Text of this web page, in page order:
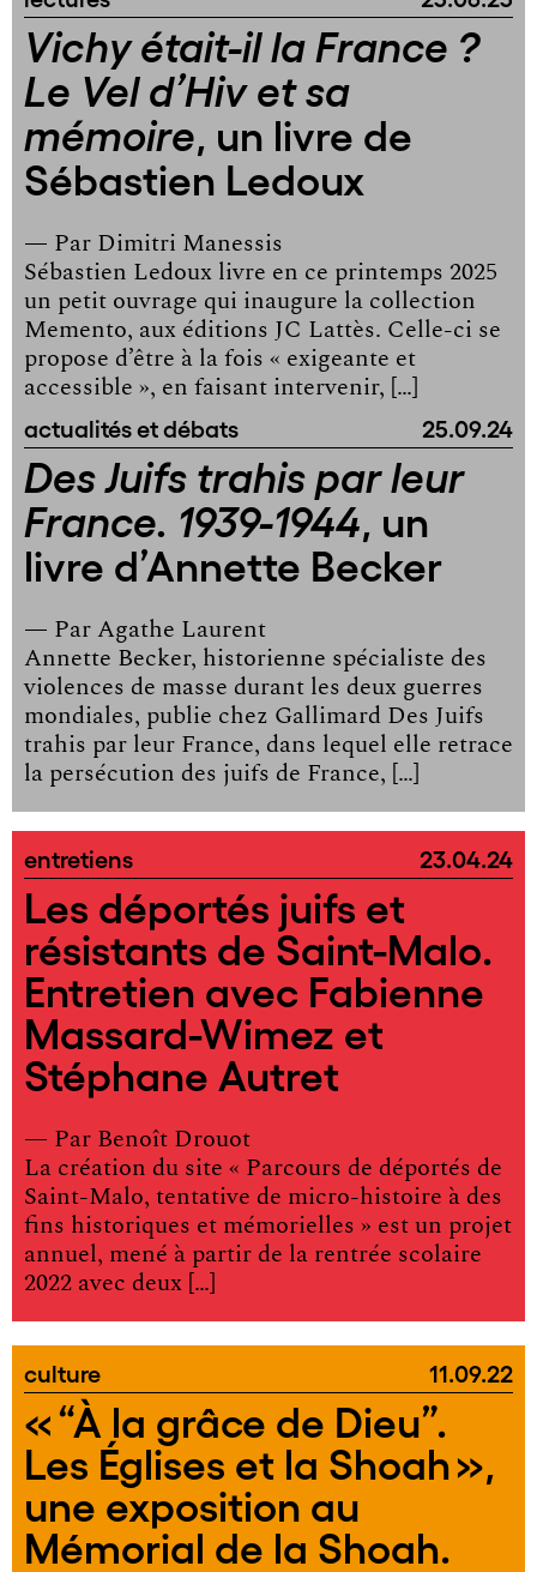
Vichy était-il la France ?
Le Vel d’Hiv et sa
mémoire, un livre de
Sébastien Ledoux
— Par Dimitri Manessis
Sébastien Ledoux livre en ce printemps 2025
un petit ouvrage qui inaugure la collection
Memento, aux éditions JC Lattès. Celle-ci se
propose d’être à la fois « exigeante et
accessible », en faisant intervenir, […]
actualités et débats 25.09.24
Des Juifs trahis par leur
France. 1939-1944, un
livre d’Annette Becker
— Par Agathe Laurent
Annette Becker, historienne spécialiste des
violences de masse durant les deux guerres
mondiales, publie chez Gallimard Des Juifs
trahis par leur France, dans lequel elle retrace
la persécution des juifs de France, […]
entretiens 23.04.24
Les déportés juifs et
résistants de Saint-Malo.
Entretien avec Fabienne
Massard-Wimez et
Stéphane Autret
— Par Benoît Drouot
La création du site « Parcours de déportés de
Saint-Malo, tentative de micro-histoire à des
fins historiques et mémorielles » est un projet
annuel, mené à partir de la rentrée scolaire
2022 avec deux […]
culture 11.09.22
« “À la grâce de Dieu”.
Les Églises et la Shoah »,
une exposition au
Mémorial de la Shoah.